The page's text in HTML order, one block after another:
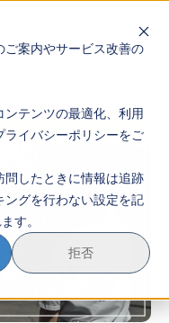
案内やサービス改善の
テンツの最適化、利用
イバシーポリシーをご
したときに情報は追跡
ングを行わない設定を記
す。
拒否